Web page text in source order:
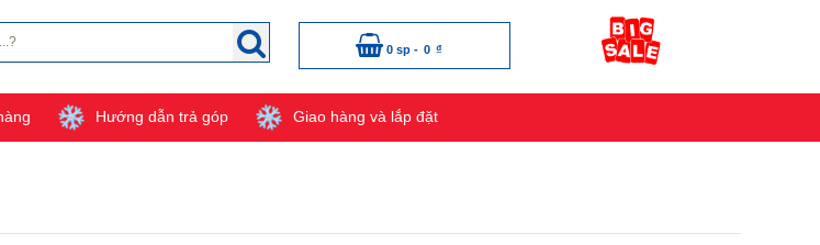
0 sp - 0 ₫
Hướng dẫn trả góp Giao hàng và lắp đặt